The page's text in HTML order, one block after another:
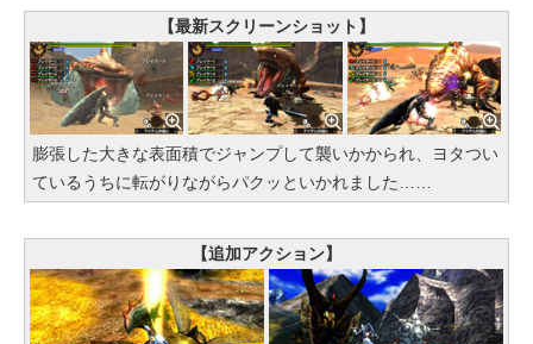
【最新スクリーンショット】
膨張した大きな表面積でジャンプして襲いかかられ、ヨタつい
ているうちに転がりながらパクッといかれました……
【追加アクション】